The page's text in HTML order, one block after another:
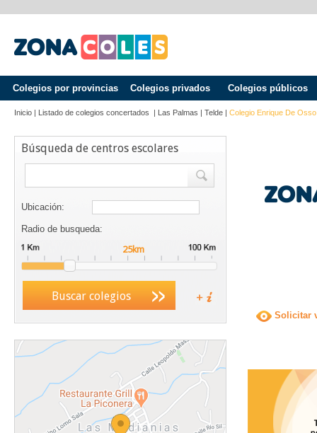
Colegios por provincias Colegios privados Colegios públicos
Inicio | Listado de colegios concertados | Las Palmas | Telde | Colegio Enrique De Osso
Búsqueda de centros escolares
Ubicación:
Radio de busqueda:
Buscar colegios
Solicitar